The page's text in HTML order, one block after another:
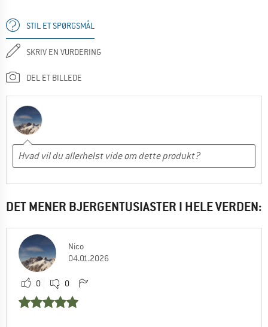
STIL ET SPØRGSMÅL
SKRIV EN VURDERING
DEL ET BILLEDE
DET MENER BJERGENTUSIASTER I HELE VERDEN:
Nico
04.01.2026
0 0